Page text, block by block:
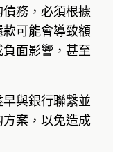
務，必須根據
可能會導致額
面影響，甚至
與銀行聯繫並
案，以免造成